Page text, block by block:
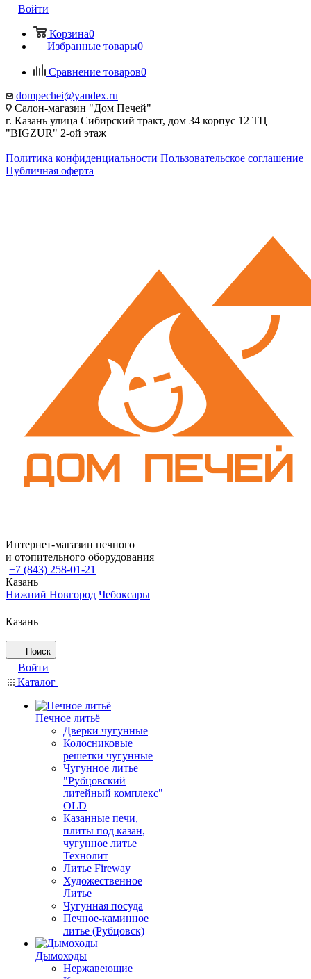
Войти
Корзина0
Избранные товары0
Сравнение товаров0
dompechei@yandex.ru
Салон-магазин "Дом Печей"
г. Казань улица Сибирский тракт, дом 34 корпус 12 ТЦ
"BIGZUR" 2-ой этаж
Политика конфиденциальности Пользовательское соглашение
Публичная оферта
Интернет-магазин печного
и отопительного оборудования
+7 (843) 258-01-21
Казань
Нижний Новгород Чебоксары
Казань
Поиск
Войти
Каталог
Печное литьё
Дверки чугунные
Колосниковые
решетки чугунные
Чугунное литье
"Рубцовский
литейный комплекс"
OLD
Казанные печи,
плиты под казан,
чугунное литье
Технолит
Литье Fireway
Художественное
Литье
Чугунная посуда
Печное-каминное
литье (Рубцовск)
Дымоходы
Нержавеющие